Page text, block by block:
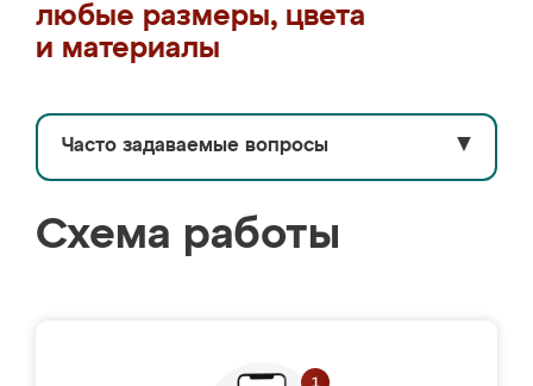
любые размеры, цвета
и материалы
Часто задаваемые вопросы ▼
Схема работы